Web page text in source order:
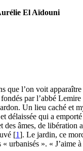
El Aïdouni
l’on voit
fondés par l’abbé
Un lieu caché et
délaissée qui a
âmes, de
[1]. Le jardin, ce
». « J’aime